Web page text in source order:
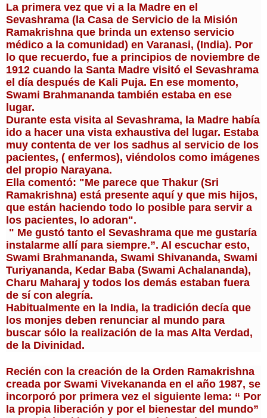
La primera vez que vi a la Madre en el
Sevashrama (la Casa de Servicio de la Misión
Ramakrishna que brinda un extenso servicio
médico a la comunidad) en Varanasi, (India). Por
lo que recuerdo, fue a principios de noviembre de
1912 cuando la Santa Madre visitó el Sevashrama
el día después de Kali Puja. En ese momento,
Swami Brahmananda también estaba en ese
lugar.
Durante esta visita al Sevashrama, la Madre había
ido a hacer una vista exhaustiva del lugar. Estaba
muy contenta de ver los sadhus al servicio de los
pacientes, ( enfermos), viéndolos como imágenes
del propio Narayana.
Ella comentó: "Me parece que Thakur (Sri
Ramakrishna) está presente aquí y que mis hijos,
que están haciendo todo lo posible para servir a
los pacientes, lo adoran".
instalarme allí para siempre.”. Al escuchar esto,
Swami Brahmananda, Swami Shivananda, Swami
Turiyananda, Kedar Baba (Swami Achalananda),
Charu Maharaj y todos los demás estaban fuera
de sí con alegría.
Habitualmente en la India, la tradición decía que
los monjes deben renunciar al mundo para
buscar sólo la realización de la mas Alta Verdad,
de la Divinidad.
Recién con la creación de la Orden Ramakrishna
creada por Swami Vivekananda en el año 1987, se
incorporó por primera vez el siguiente lema: “ Por
la propia liberación y por el bienestar del mundo”